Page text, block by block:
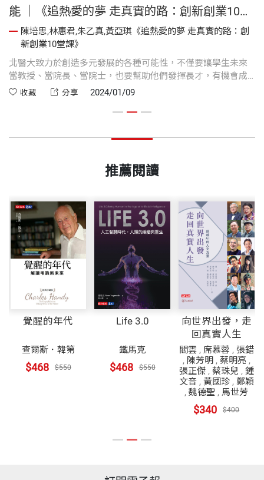
能 ｜《追熱愛的夢 走真實的路：創新創業10堂
課》陳培思,林惠君,朱乙真,黃亞琪《追熱愛的夢 走真實的路：創
新創業10堂課》
北醫大致力於創造多元發展的各種可能性，不僅要讓學生未來
當教授、當院長、當院士，也要幫助他們發揮長才，有機會成
為總經理、董事長。除了持續優化，推出更好的延續性創新，
打破框架，尋找到突破口，徹底翻轉現狀。
收藏 分享 2024/01/09
推薦閱讀
覺醒的年代
查爾斯．韓第
$468 $550
Life 3.0
鐵馬克
$468 $550
向世界出發，走
回真實人生
閻雲, 席慕蓉 , 張錯
, 陳芳明 , 蔡明亮 ,
張正傑, 蔡珠兒 , 鍾
文音, 黃國珍, 鄭穎
,魏德聖 , 馬世芳
$340 $400